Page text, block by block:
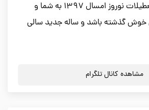
آمدید? امیدواریم تعطیلات نوروز امسال 1397 به شما و
خوش گذشته باشد و ساله جدید سالی
مشاهده کانال تلگرام